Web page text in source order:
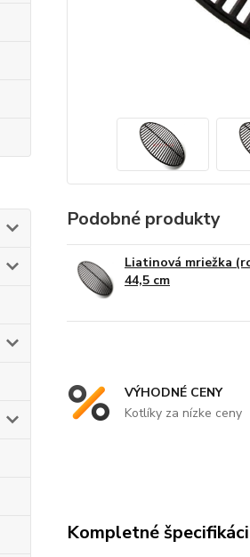
Podobné produkty
Liatinová mriežka
44,5 cm
VÝHODNÉ CENY
Kotlíky za nízke ceny
Kompletné